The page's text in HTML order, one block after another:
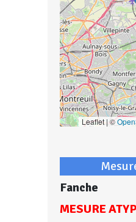
Leaflet | ©
Fanche
MESURE